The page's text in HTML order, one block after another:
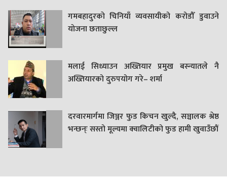
गमबहादुरकाे चिनियाँ व्यवसायीको करोडौँ डुवाउने
याेजना छताछुल्ल
मलाई सिध्याउन अख्तियार प्रमुख बस्न्यातले नै
अख्तियारको दुरुपयोग गरे– शर्मा
दरवारमार्गमा जिञ्जर फुड किचन खुल्दै, सञ्चालक श्रेष्ठ
भन्छन्ः सस्तो मूल्यमा क्वालिटीको फुड हामी खुवाउँछौं